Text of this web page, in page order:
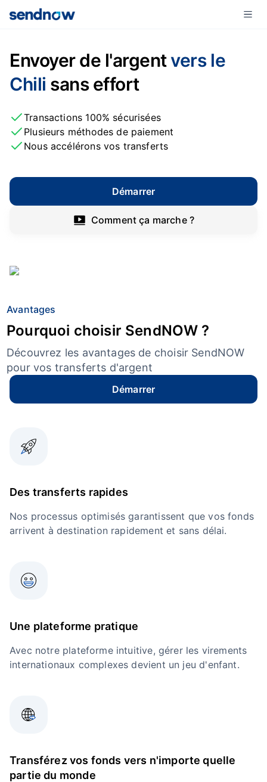
Envoyer de l'argentvers le
Chili sans effort
Transactions 100% sécurisées
Plusieurs méthodes de paiement
Nous accélérons vos transferts
Démarrer
Comment ça marche ?
Avantages
Pourquoi choisir SendNOW ?
Découvrez les avantages de choisir SendNOW
pour vos transferts d'argent
Démarrer
Des transferts rapides
Nos processus optimisés garantissent que vos fonds
arrivent à destination rapidement et sans délai.
Une plateforme pratique
Avec notre plateforme intuitive, gérer les virements
internationaux complexes devient un jeu d'enfant.
Transférez vos fonds vers n'importe quelle
partie du monde